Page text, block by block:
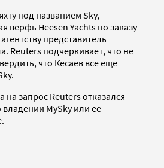
под названием Sky,
верфь Heesen Yachts по заказу
представитель
Reuters подчеркивает, что не
что Кесаев все еще
на запрос Reuters отказался
MySky или ее